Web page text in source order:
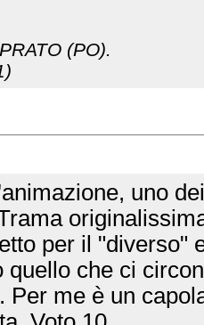
(PO).
uno
per il "diverso"
quello che ci
Per me è un